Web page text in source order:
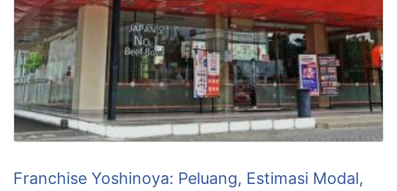
Franchise Yoshinoya: Peluang, Estimasi Modal,